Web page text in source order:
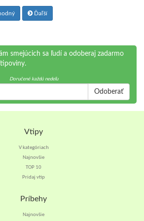
Ďaľší
smejúcich sa ľudí a odoberaj zadarmo
Doručené každú nedeľu
Odoberať
Vtipy
V kategóriach
Najnovšie
TOP 10
Pridaj vtip
Príbehy
Najnovšie